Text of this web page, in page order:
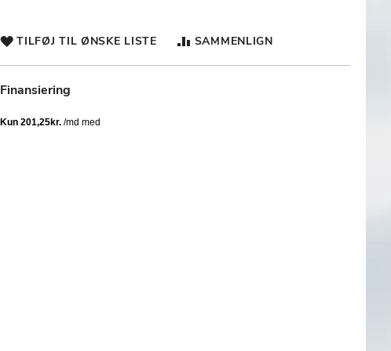
TILFØJ TIL ØNSKE LISTE SAMMENLIGN
Finansiering